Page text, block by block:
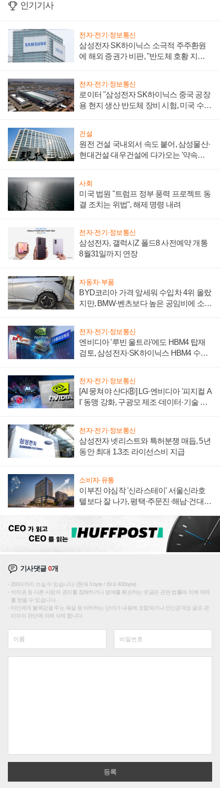
인기기사
전자·전기·정보통신
삼성전자 SK하이닉스 소극적 주주환원
에 해외 증권가 비판, "반도체 호황 지속
전자·전기·정보통신
로이터 "삼성전자 SK하이닉스 중국 공장
용 현지 생산 반도체 장비 시험, 미국 수출
건설
원전 건설 국내외서 속도 붙어, 삼성물산·
현대건설·대우건설에 다가오는 '약속의
사회
미국 법원 "트럼프 정부 풍력 프로젝트 동
결 조치는 위법", 해제 명령 내려
전자·전기·정보통신
삼성전자, 갤럭시Z 폴드8 사전예약 개통
8월31일까지 연장
자동차·부품
BYD코리아 가격 앞세워 수입차 4위 올랐
지만, BMW·벤츠보다 높은 공임비에 소비
전자·전기·정보통신
엔비디아 '루빈 울트라'에도 HBM4 탑재
검토, 삼성전자·SK하이닉스 HBM4 수율
전자·전기·정보통신
[AI 뭉쳐야 산다⑧] LG·엔비디아 '피지컬 A
I' 동맹 강화, 구광모 제조·데이터·기술 결
전자·전기·정보통신
삼성전자 넷리스트와 특허분쟁 매듭, 5년
동안 최대 1.3조 라이선스비 지급
소비자·유통
이부진 야심작 '신라스테이' 서울신라호
텔보다 잘 나가, 평택·주문진·해남·건대로
기사댓글0개
200자까지 쓰실 수 있습니다. (현재 0 byte / 최대 400byte)
저작권 등 다른 사람의 권리를 침해하거나 명예를 훼손하는 댓글은 관련 법률에 의해 제재
를 받을 수 있습니다.
타인에게 불쾌감을 주는 욕설 등 비하하는 단어가 내용에 포함되거나 인신공격성 글은 관
리자의 판단에 의해 삭제 합니다.